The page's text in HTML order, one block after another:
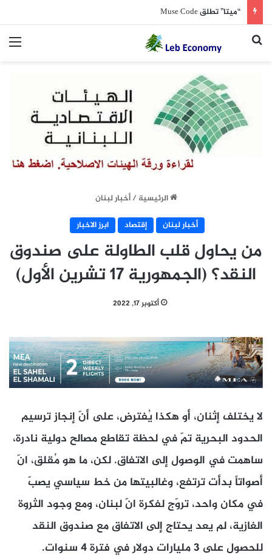
“ميتا” تطلق Muse Code
بحث عن
الرئيسية / أخبار لبنان
أخبار لبنان
إقتصاد ابرز الاخبار
من يحاول قلب الطاولة على صندوق
النقد؟ (الجمهورية 17 تشرين الأول)
أكتوبر 17, 2022
لا يختلف إثنان، أو هكذا يُفترض، على أنّ إنجاز ترسيم
الحدود البحرية تمّ في لحظة تقاطع مصالح دولية نادرة،
ساهمت في الوصول إلى الاتفاق. لكن، ما هو مُقلق، انّ
أصواتاً بدأت ترتفع، وغالبيتها من خط سياسي يصبّ
في مكان واحد، تروّج لفكرة انّ لبنان، ومع وجود الثروة
الغازية، لم يعد يحتاج إلى الاتفاق مع صندوق النقد
للحصول على 3 مليارات دولار في فترة 4 سنوات.